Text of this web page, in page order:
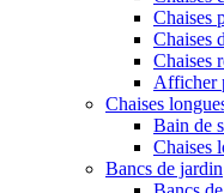
Chaises
Chaises
Chaises
Afficher
Chaises
Bain de
Chaises
Bancs de jardin